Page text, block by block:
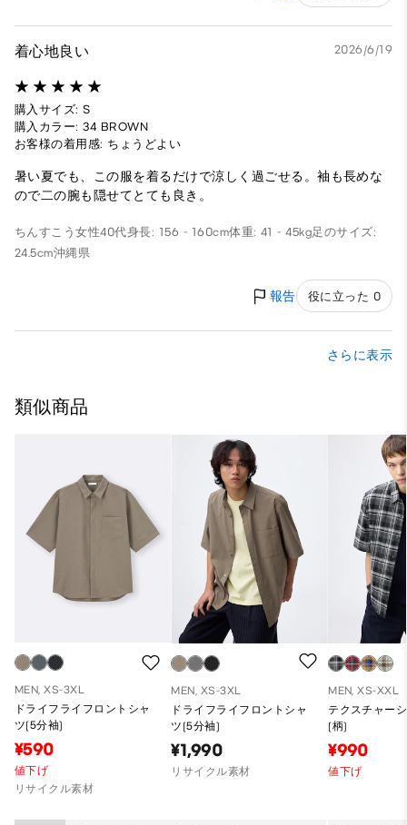
着心地良い 2026/6/19
購入サイズ: S
購入カラー: 34 BROWN
お客様の着用感: ちょうどよい
暑い夏でも、この服を着るだけで涼しく過ごせる。袖も長めな
ので二の腕も隠せてとても良き。
ちんすこう女性40代身長: 156 - 160cm体重: 41 - 45kg足のサイズ:
24.5cm沖縄県
報告 役に立った 0
さらに表示
類似商品
MEN, XS-3XL
ドライフライフロントシャ
ツ(5分袖)
¥590
値下げ
リサイクル素材
MEN, XS-3XL
ドライフライフロントシャ
ツ(5分袖)
¥1,990
リサイクル素材
MEN, XS-XXL
テクスチャー
(柄)
¥990
値下げ